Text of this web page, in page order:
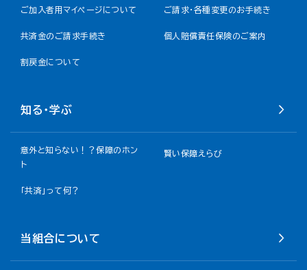
ご加入者用マイページについて ご請求・各種変更のお手続き
共済金のご請求手続き 個人賠償責任保険のご案内
割戻金について​
知る・学ぶ
意外と知らない！？保障のホン
ト
賢い保障えらび
「共済」って何？
当組合について